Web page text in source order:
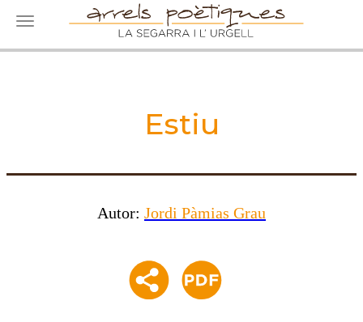
Toggle navigation
Estiu
Autor: Jordi Pàmias Grau